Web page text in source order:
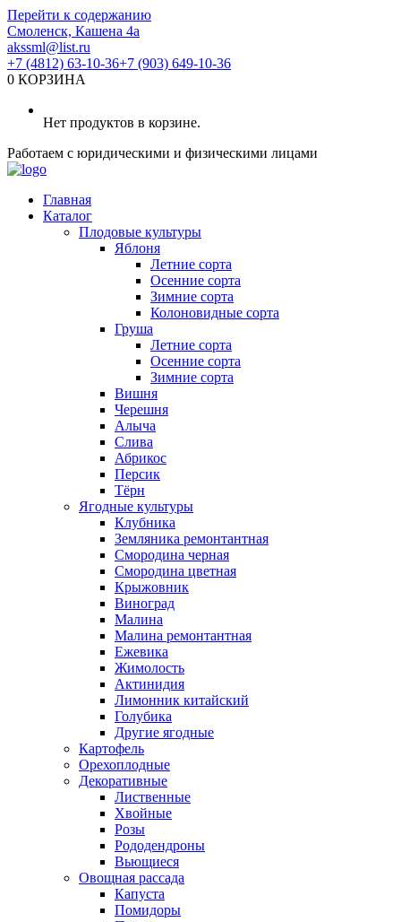
Перейти к содержанию
Смоленск, Кашена 4а
akssml@list.ru
+7 (4812) 63-10-36+7 (903) 649-10-36
0 КОРЗИНА
Нет продуктов в корзине.
Работаем с юридическими и физическими лицами
Главная
Каталог
Плодовые культуры
Яблоня
Летние сорта
Осенние сорта
Зимние сорта
Колоновидные сорта
Груша
Летние сорта
Осенние сорта
Зимние сорта
Вишня
Черешня
Алыча
Слива
Абрикос
Персик
Тёрн
Ягодные культуры
Клубника
Земляника ремонтантная
Смородина черная
Смородина цветная
Крыжовник
Виноград
Малина
Малина ремонтантная
Ежевика
Жимолость
Актинидия
Лимонник китайский
Голубика
Другие ягодные
Картофель
Орехоплодные
Декоративные
Лиственные
Хвойные
Розы
Рододендроны
Вьющиеся
Овощная рассада
Капуста
Помидоры